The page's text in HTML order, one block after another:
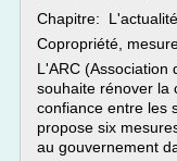
Chapitre:
Copropriété,
L'ARC (Association
souhaite rénover la
confiance entre les
propose six
au gouvernement